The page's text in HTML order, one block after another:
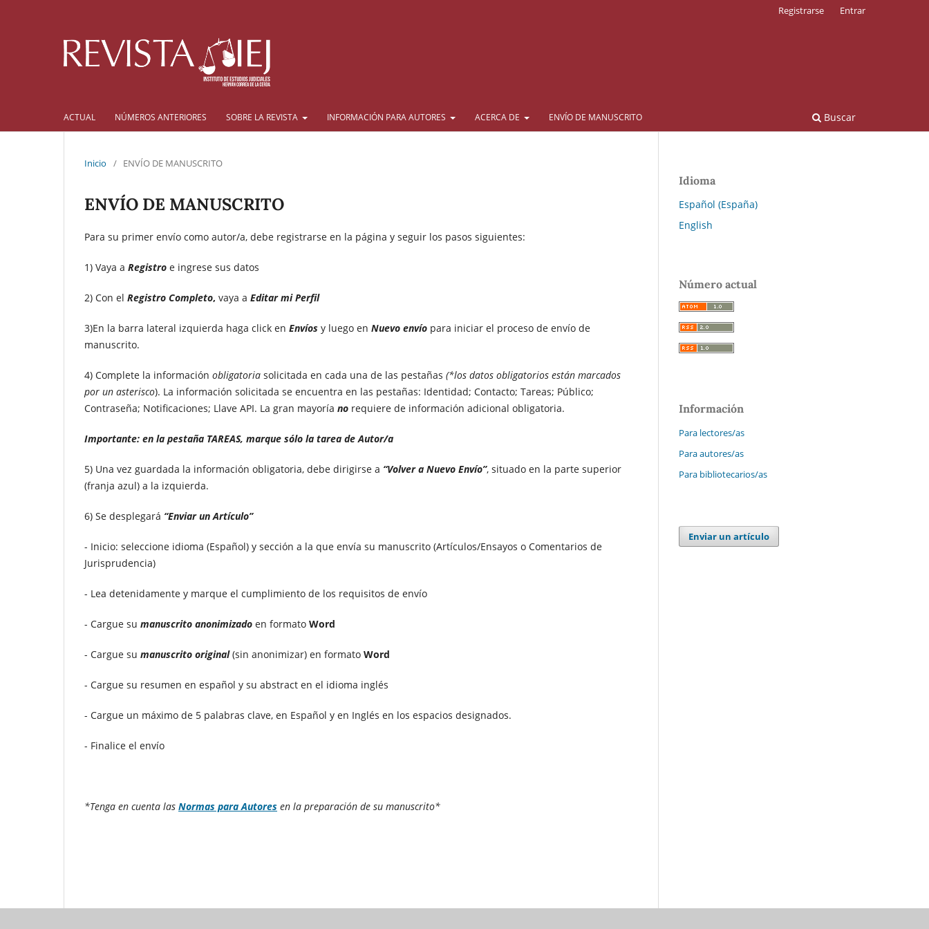
ACTUAL NÚMEROS ANTERIORES SOBRE LA REVISTA INFORMACIÓN PARA AUTORES ACERCA DE ENVÍO DE MANUSCRITO Buscar
Registrarse Entrar
Inicio / ENVÍO DE MANUSCRITO
ENVÍO DE MANUSCRITO
Para su primer envío como autor/a, debe registrarse en la página y seguir los pasos siguientes:
1) Vaya a Registro e ingrese sus datos
2) Con el Registro Completo, vaya a Editar mi Perfil
3)En la barra lateral izquierda haga click en Envíos y luego en Nuevo envío para iniciar el proceso de envío de
manuscrito.
4) Complete la información obligatoria solicitada en cada una de las pestañas (*los datos obligatorios están marcados
por un asterisco). La información solicitada se encuentra en las pestañas: Identidad; Contacto; Tareas; Público;
Contraseña; Notificaciones; Llave API. La gran mayoría no requiere de información adicional obligatoria.
Importante: en la pestaña TAREAS, marque sólo la tarea de Autor/a
5) Una vez guardada la información obligatoria, debe dirigirse a “Volver a Nuevo Envío”, situado en la parte superior
(franja azul) a la izquierda.
6) Se desplegará “Enviar un Artículo”
- Inicio: seleccione idioma (Español) y sección a la que envía su manuscrito (Artículos/Ensayos o Comentarios de
Jurisprudencia)
- Lea detenidamente y marque el cumplimiento de los requisitos de envío
- Cargue su manuscrito anonimizado en formato Word
- Cargue su manuscrito original(sin anonimizar) en formato Word
- Cargue su resumen en español y su abstract en el idioma inglés
- Cargue un máximo de 5 palabras clave, en Español y en Inglés en los espacios designados.
- Finalice el envío
*Tenga en cuenta las Normas para Autores en la preparación de su manuscrito*
Idioma
Español (España)
English
Número actual
Información
Para lectores/as
Para autores/as
Para bibliotecarios/as
Enviar un artículo